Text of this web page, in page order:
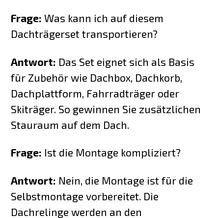
Frage: Was kann ich auf diesem
Dachträgerset transportieren?
Antwort: Das Set eignet sich als Basis
für Zubehör wie Dachbox, Dachkorb,
Dachplattform, Fahrradträger oder
Skiträger. So gewinnen Sie zusätzlichen
Stauraum auf dem Dach.
Frage: Ist die Montage kompliziert?
Antwort: Nein, die Montage ist für die
Selbstmontage vorbereitet. Die
Dachrelinge werden an den